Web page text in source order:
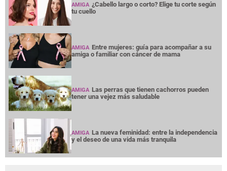
AMIGA ¿Cabello largo o corto? Elige tu corte según
tu cuello
AMIGA Entre mujeres: guía para acompañar a su
amiga o familiar con cáncer de mama
AMIGA Las perras que tienen cachorros pueden
tener una vejez más saludable
AMIGA La nueva feminidad: entre la independencia
y el deseo de una vida más tranquila